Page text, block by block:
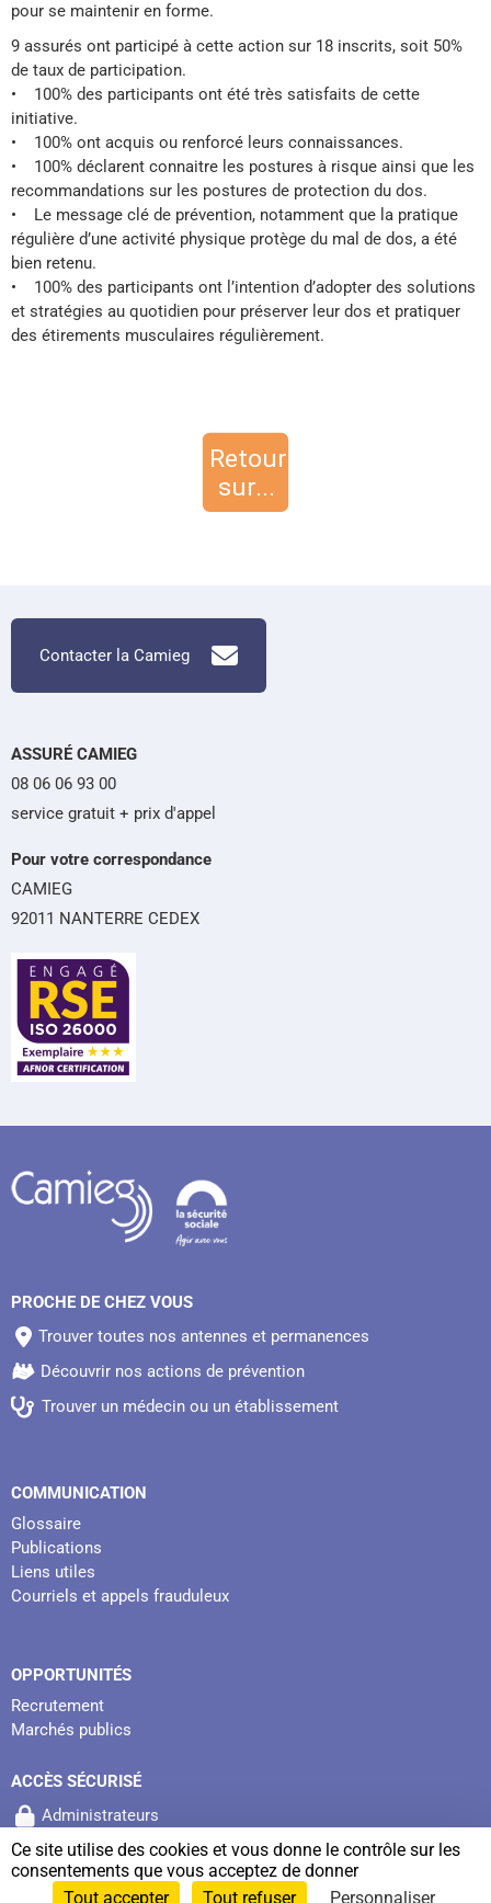
Ce site utilise des cookies et vous donne le contrôle sur les
consentements que vous acceptez de donner
Tout accepter
Tout refuser Personnaliser
pour se maintenir en forme.
9 assurés ont participé à cette action sur 18 inscrits, soit 50%
de taux de participation.
• 100% des participants ont été très satisfaits de cette
initiative.
• 100% ont acquis ou renforcé leurs connaissances.
• 100% déclarent connaitre les postures à risque ainsi que les
recommandations sur les postures de protection du dos.
• Le message clé de prévention, notamment que la pratique
régulière d’une activité physique protège du mal de dos, a été
bien retenu.
• 100% des participants ont l’intention d’adopter des solutions
et stratégies au quotidien pour préserver leur dos et pratiquer
des étirements musculaires régulièrement.
Contacter la Camieg
ASSURÉ CAMIEG
08 06 06 93 00
service gratuit + prix d'appel
Pour votre correspondance
CAMIEG
92011 NANTERRE CEDEX
PROCHE DE CHEZ VOUS
Trouver toutes nos antennes et permanences
Découvrir nos actions de prévention
Trouver un médecin ou un établissement
COMMUNICATION
Glossaire
Publications
Liens utiles
Courriels et appels frauduleux
OPPORTUNITÉS
Recrutement
Marchés publics
ACCÈS SÉCURISÉ
Administrateurs
© Copyright Camieg 2026